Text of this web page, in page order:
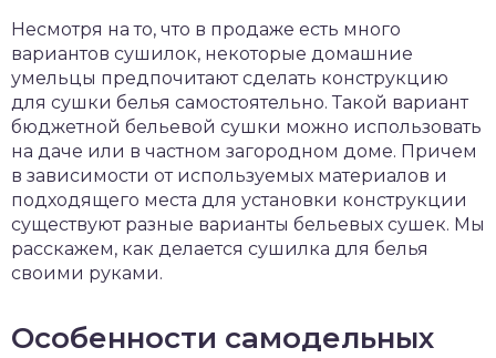
Несмотря на то, что в продаже есть много
вариантов сушилок, некоторые домашние
умельцы предпочитают сделать конструкцию
для сушки белья самостоятельно. Такой вариант
бюджетной бельевой сушки можно использовать
на даче или в частном загородном доме. Причем
в зависимости от используемых материалов и
подходящего места для установки конструкции
существуют разные варианты бельевых сушек. Мы
расскажем, как делается сушилка для белья
своими руками.
Особенности самодельных
и уход